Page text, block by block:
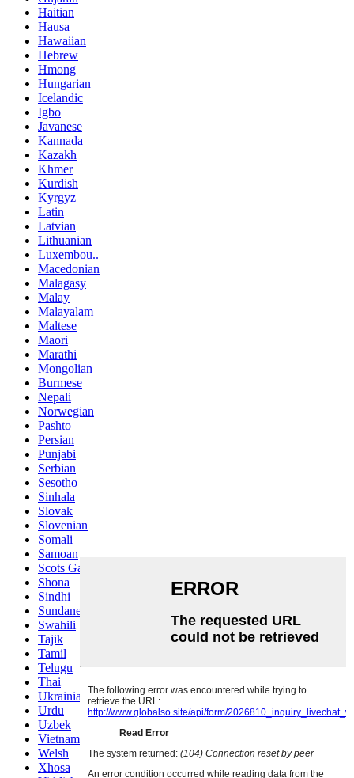
Haitian
Hausa
Hawaiian
Hebrew
Hmong
Hungarian
Icelandic
Igbo
Javanese
Kannada
Kazakh
Khmer
Kurdish
Kyrgyz
Latin
Latvian
Lithuanian
Luxembou..
Macedonian
Malagasy
Malay
Malayalam
Maltese
Maori
Marathi
Mongolian
Burmese
Nepali
Norwegian
Pashto
Persian
Punjabi
Serbian
Sesotho
Sinhala
Slovak
Slovenian
Somali
Samoan
Scots Gaelic
Shona
Sindhi
Sundanese
Swahili
Tajik
Tamil
Telugu
Thai
Ukrainian
Urdu
Uzbek
Vietnamese
Welsh
Xhosa